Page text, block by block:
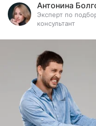
Антонина
Эксперт по
консультант